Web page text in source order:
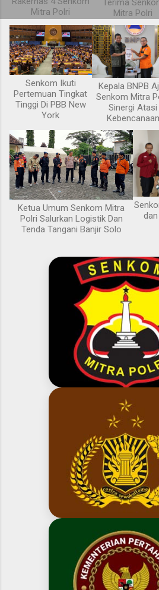
Mitra Polri
Terima
Mitra Polri
Senkom Ikuti
Pertemuan Tingkat
Tinggi Di PBB New
York
Kepala BNPB
Senkom Mitra
Sinergi Atasi
Kebencanaan
Ketua Umum Senkom Mitra
Polri Salurkan Logistik Dan
Tenda Tangani Banjir Solo